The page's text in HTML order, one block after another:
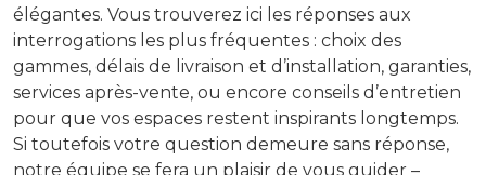
élégantes. Vous trouverez ici les réponses aux
interrogations les plus fréquentes : choix des
gammes, délais de livraison et d’installation, garanties,
services après-vente, ou encore conseils d’entretien
pour que vos espaces restent inspirants longtemps.
Si toutefois votre question demeure sans réponse,
notre équipe se fera un plaisir de vous guider –